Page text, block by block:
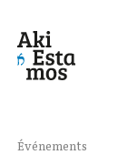
Événements